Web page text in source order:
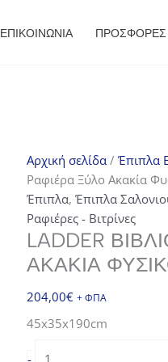
ΕΠΙΚΟΙΝΩΝΙΑ ΠΡΟΣΦΟΡΈΣ
Αρχική σελίδα/ Έπιπλα
Ραφιέρα Ξύλο Ακακία
Έπιπλα, Έπιπλα
Ραφιέρες - Βιτρίνες
LADDER
ΑΚΑΚΊΑ
204,00€ + ΦΠΑ
45x35x190cm
-